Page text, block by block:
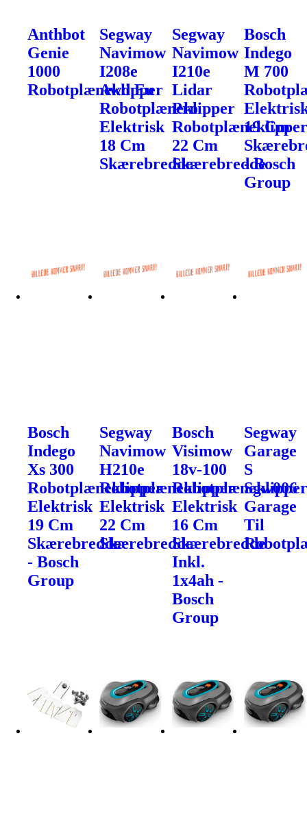
Anthbot
Genie
1000
Robotplæneklipper
Segway
Navimow
I208e
Awd Eu
Robotplæneklipper
Elektrisk
18 Cm
Skærebredde
Segway
Navimow
I210e
Lidar
Pro
Robotplæneklipper
22 Cm
Skærebredde
Bosch
Indego
M 700
19 Cm
- Bosch
Group
Bosch
Indego
Xs 300
Robotplæneklipper
Elektrisk
19 Cm
Skærebredde
- Bosch
Group
Segway
Navimow
H210e
Robotplæneklipper
Elektrisk
22 Cm
Skærebredde
Bosch
Visimow
18v-100
Robotplæneklipper
Elektrisk
16 Cm
Skærebredde
Inkl.
1x4ah -
Bosch
Group
Segway
Garage
S
Sgw006
Garage
Til